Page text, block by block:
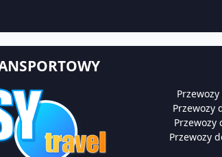
Przewozy
Przewozy
Przewozy